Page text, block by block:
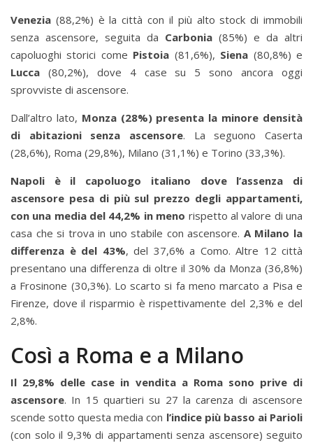
Venezia (88,2%) è la città con il più alto stock di immobili
senza ascensore, seguita da Carbonia (85%) e da altri
capoluoghi storici come Pistoia (81,6%), Siena (80,8%) e
Lucca (80,2%), dove 4 case su 5 sono ancora oggi
sprovviste di ascensore.
Dall’altro lato, Monza (28%) presenta la minore densità
di abitazioni senza ascensore. La seguono Caserta
(28,6%), Roma (29,8%), Milano (31,1%) e Torino (33,3%).
Napoli è il capoluogo italiano dove l’assenza di
ascensore pesa di più sul prezzo degli appartamenti,
con una media del 44,2% in meno rispetto al valore di una
casa che si trova in uno stabile con ascensore. A Milano la
differenza è del 43%, del 37,6% a Como. Altre 12 città
presentano una differenza di oltre il 30% da Monza (36,8%)
a Frosinone (30,3%). Lo scarto si fa meno marcato a Pisa e
Firenze, dove il risparmio è rispettivamente del 2,3% e del
2,8%.
Così a Roma e a Milano
Il 29,8% delle case in vendita a Roma sono prive di
ascensore. In 15 quartieri su 27 la carenza di ascensore
scende sotto questa media con l’indice più basso ai Parioli
(con solo il 9,3% di appartamenti senza ascensore) seguito